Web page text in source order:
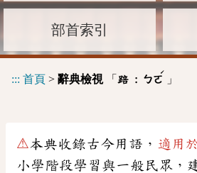
部首索引
::: 首頁 > 辭典檢視「 踣 : ㄅㄛ
ˊ
」
⚠本典收錄古今用語， 適用
小學階段學習與一般民眾，